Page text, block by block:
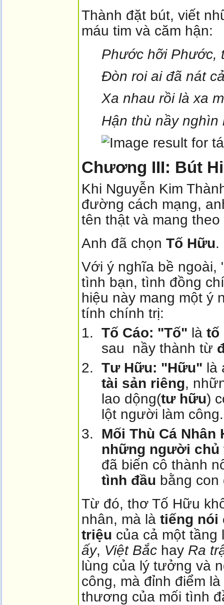
Thành đặt bút, viết
máu tim và căm hận:
Phước hỡi Phước,
Đòn roi ai đã nát
Xa nhau rồi là xa
Hận thù nầy nghìn
Chương III: Bút
Khi Nguyễn Kim
đường cách mạng,
tên thật và mang
Anh đã chọn Tố Hữu.
Với ý nghĩa bề ngoài,
tình bạn, tình đồng
hiệu này mang một ý
tính chính trị:
Tố Cáo: "Tố" là tố
sau nầy thành từ
Tư Hữu: "Hữu" là
tài sản riêng,
lao dộng(tư hữu)
lột người làm công.
Mối Thù Cá Nhân
những người chủ
đã biến cô thành
tình đầu bằng
Từ đó, thơ Tố Hữu
nhân, mà là tiếng nói
triệu của cả một
ấy, Việt Bắc hay Ra
lùng của lý tưởng và
công, mà đỉnh điểm
thương của mối tình